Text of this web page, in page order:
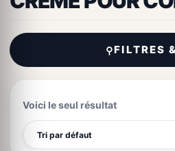
⚲FILTRES
Voici le seul résultat